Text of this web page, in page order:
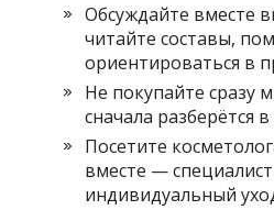
Обсуждайте вместе
читайте составы,
ориентироваться в
Не покупайте сразу
сначала разберётся
Посетите
вместе —
индивидуальный